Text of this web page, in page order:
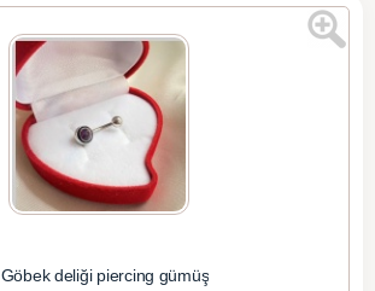
Göbek deliği piercing gümüş